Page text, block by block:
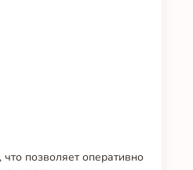
позволяет оперативно